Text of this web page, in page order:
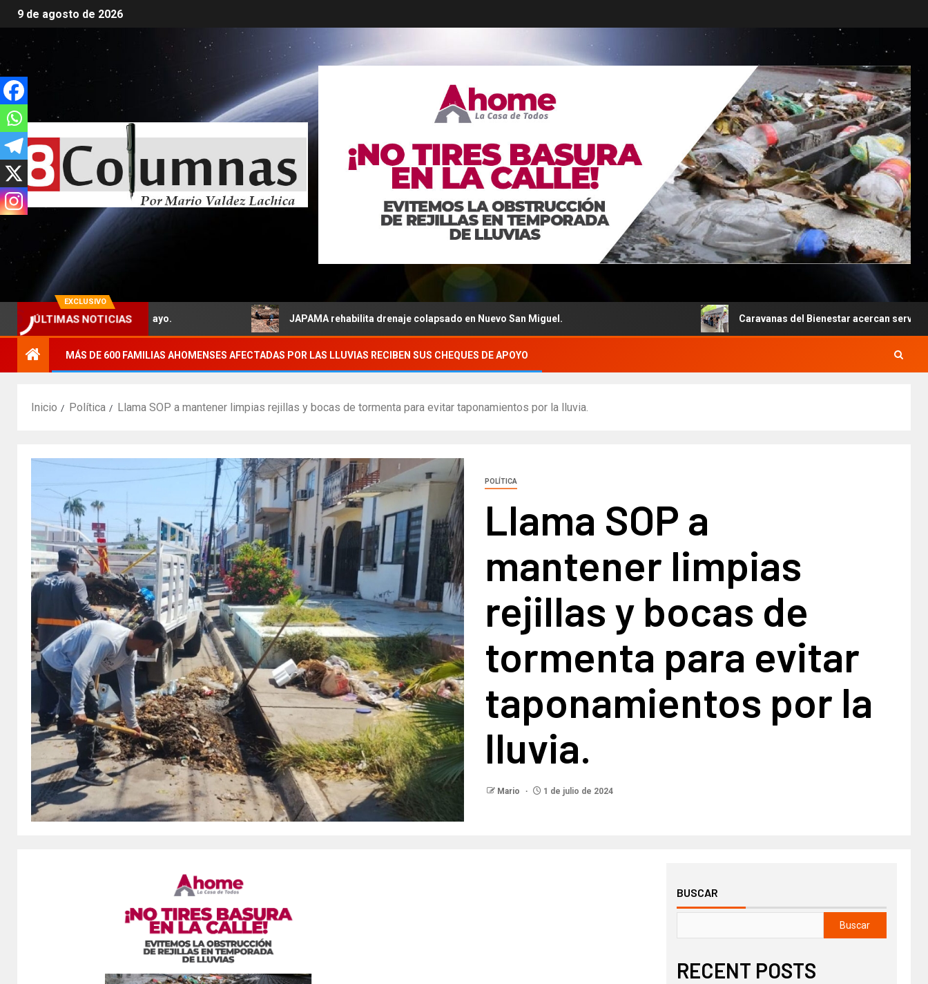
9 de agosto de 2026
EXCLUSIVO
ÚLTIMAS NOTICIAS
del Ejido 5 de Mayo. JAPAMA rehabilita drenaje colapsado en Nuevo San Miguel. Caravanas del Bienestar acercan servicios
MÁS DE 600 FAMILIAS AHOMENSES AFECTADAS POR LAS LLUVIAS RECIBEN SUS CHEQUES DE APOYO
Inicio Política Llama SOP a mantener limpias rejillas y bocas de tormenta para evitar taponamientos por la lluvia.
POLÍTICA
Llama SOP a
mantener limpias
rejillas y bocas de
tormenta para evitar
taponamientos por la
lluvia.
Mario 1 de julio de 2024
BUSCAR
Buscar
RECENT POSTS